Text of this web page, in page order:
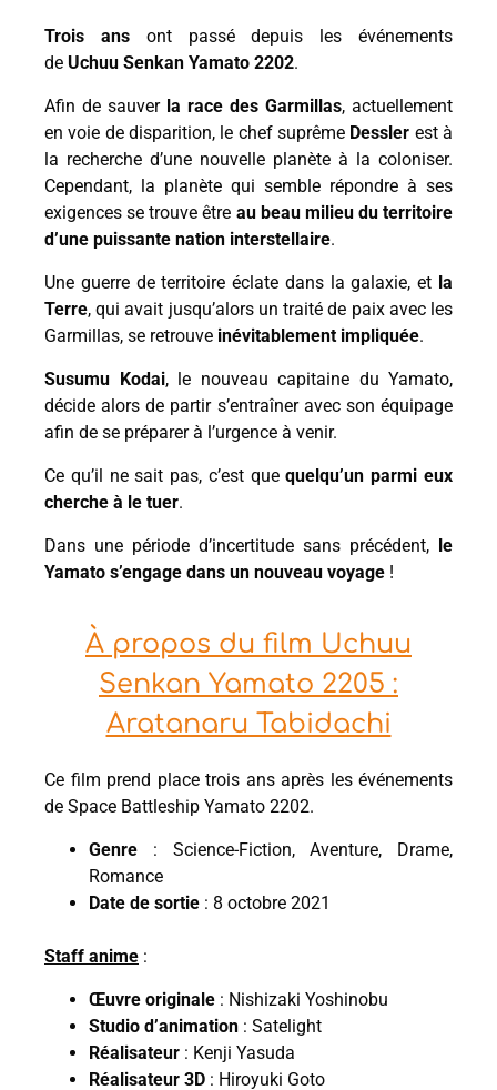
Trois ansont passé depuis les événements
de Uchuu Senkan Yamato 2202.
Afin de sauver la race des Garmillas, actuellement
en voie de disparition, le chef suprême Dessler est à
la recherche d’une nouvelle planète à la coloniser.
Cependant, la planète qui semble répondre à ses
exigences se trouve être au beau milieu du territoire
d’une puissante nation interstellaire.
Une guerre de territoire éclate dans la galaxie, et la
Terre, qui avait jusqu’alors un traité de paix avec les
Garmillas, se retrouve inévitablement impliquée.
Susumu Kodai, le nouveau capitaine du Yamato,
décide alors de partir s’entraîner avec son équipage
afin de se préparer à l’urgence à venir.
Ce qu’il ne sait pas, c’est quequelqu’un parmi eux
cherche à le tuer.
Dans une période d’incertitude sans précédent, le
Yamato s’engage dans un nouveau voyage !
À propos du film Uchuu
Senkan Yamato 2205 :
Aratanaru Tabidachi
Ce film prend place trois ans après les événements
de Space Battleship Yamato 2202.
Genre : Science-Fiction, Aventure, Drame,
Romance
Date de sortie : 8 octobre 2021
Staff anime :
Œuvre originale : Nishizaki Yoshinobu
Studio d’animation : Satelight
Réalisateur : Kenji Yasuda
Réalisateur 3D : Hiroyuki Goto